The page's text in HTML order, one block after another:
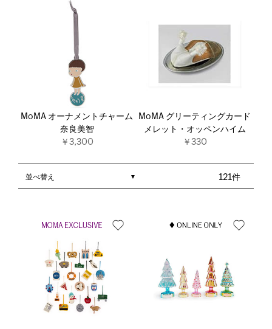
MoMA オーナメントチャーム
奈良美智
￥3,300
MoMA グリーティングカード
メレット・オッペンハイム
￥330
121件
並べ替え